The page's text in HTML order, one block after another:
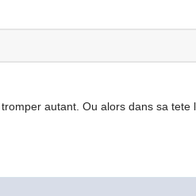
autant. Ou alors dans sa tete